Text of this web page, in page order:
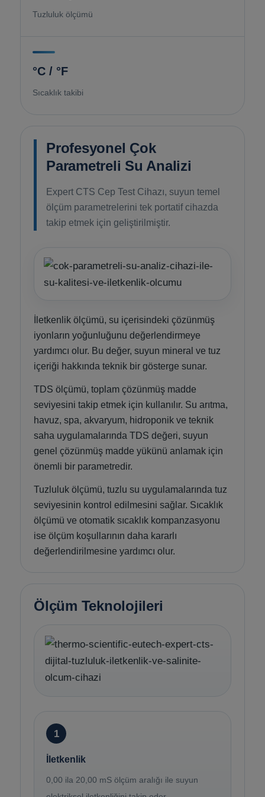
Havuz
Jakuzi Sauna
Kartuş Filtreler
Kuvars Cam
Olimpik Havuz
Tuzluluk ölçümü
°C / °F
Sıcaklık takibi
Profesyonel Çok
Parametreli Su Analizi
Expert CTS Cep Test Cihazı, suyun temel
ölçüm parametrelerini tek portatif cihazda
takip etmek için geliştirilmiştir.
İletkenlik ölçümü, su içerisindeki çözünmüş
iyonların yoğunluğunu değerlendirmeye
yardımcı olur. Bu değer, suyun mineral ve tuz
içeriği hakkında teknik bir gösterge sunar.
TDS ölçümü, toplam çözünmüş madde
seviyesini takip etmek için kullanılır. Su arıtma,
havuz, spa, akvaryum, hidroponik ve teknik
saha uygulamalarında TDS değeri, suyun
genel çözünmüş madde yükünü anlamak için
önemli bir parametredir.
Tuzluluk ölçümü, tuzlu su uygulamalarında tuz
seviyesinin kontrol edilmesini sağlar. Sıcaklık
ölçümü ve otomatik sıcaklık kompanzasyonu
ise ölçüm koşullarının daha kararlı
değerlendirilmesine yardımcı olur.
Ölçüm Teknolojileri
1
İletkenlik
0,00 ila 20,00 mS ölçüm aralığı ile suyun